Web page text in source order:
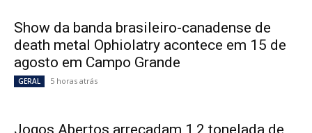
Show da banda brasileiro-canadense de
death metal Ophiolatry acontece em 15 de
agosto em Campo Grande
GERAL 5 horas atrás
Jogos Abertos arrecadam 1,2 tonelada de